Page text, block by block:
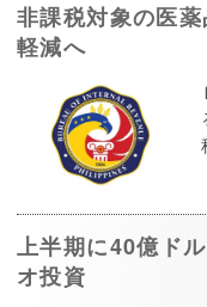
非課税対象の医
軽減へ
上半期に40億ド
オ投資